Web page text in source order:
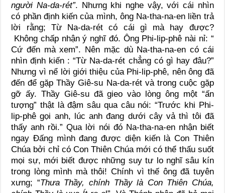
người Na-da-rét”. Nhưng khi nghe vậy, với cái nhìn
có phần định kiến của mình, ông Na-tha-na-en liền trả
lời rằng; Từ Na-da-rét có cái gì mà hay được?
Không chấp nhận ý nghĩ đó. Ông Phi-lip-phê nài nỉ: “
Cứ đến mà xem”. Nên mặc dù Na-tha-na-en có cái
nhìn định kiến : “Từ Na-da-rét chẳng có gì hay đâu?”
Nhưng vì nể lời giới thiệu của Phi-lip-phê, nên ông đã
đến để gặp Thầy Giê-su Na-da-rét và trong cuộc gặp
gỡ ấy. Thầy Giê-su đã gieo vào lòng ông một “ấn
tượng” thật là đậm sâu qua câu nói: “Trước khi Phi-
lip-phê gọi anh, lúc anh đang dưới cây vả thì tôi đã
thấy anh rồi.” Qua lời nói đó Na-tha-na-en nhận biết
ngay Đấng mình đang được diện kiến là Con Thiên
Chúa bởi chỉ có Con Thiên Chúa mới có thể thấu suốt
mọi sự, mới biết được những suy tư lo nghĩ sâu kín
trong lòng mình mà thôi! Chính vì thế ông đã tuyên
xưng; “Thưa Thầy, chính Thầy là Con Thiên Chúa,